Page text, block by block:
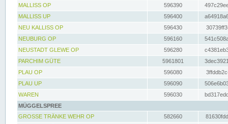
MALLISS OP
596390
MALLISS UP
596400
NEU KALLISS OP
596430
NEUBURG OP
596160
NEUSTADT GLEWE OP
596280
PARCHIM GÜTE
5961801
PLAU OP
596080
PLAU UP
596090
WAREN
596030
MÜGGELSPREE
GROSSE TRÄNKE WEHR OP
582660